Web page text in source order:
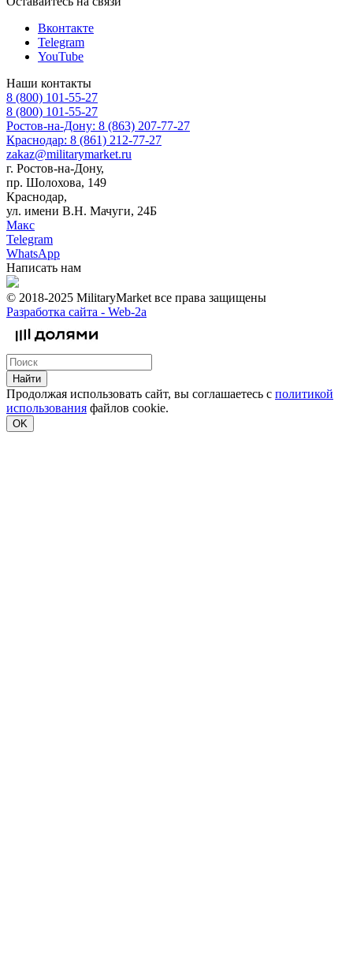
Вконтакте
Telegram
YouTube
Наши контакты
8 (800) 101-55-27
8 (800) 101-55-27
Ростов-на-Дону: 8 (863) 207-77-27
Краснодар: 8 (861) 212-77-27
zakaz@militarymarket.ru
г. Ростов-на-Дону,
пр. Шолохова, 149
Краснодар,
ул. имени В.Н. Мачуги, 24Б
Макс
Telegram
WhatsApp
Написать нам
© 2018-2025 MilitaryMarket все права защищены
Разработка сайта - Web-2a
Найти
Продолжая использовать сайт, вы соглашаетесь с политикой
использования файлов cookie.
OK